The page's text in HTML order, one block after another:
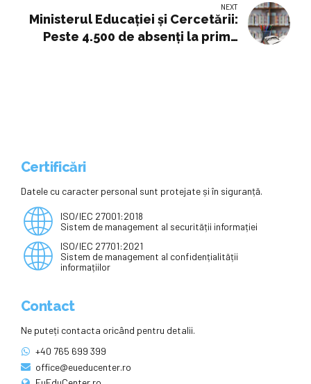
NEXT
Ministerul Educației și Cercetării:
Peste 4.500 de absenți la prima
Certificări
Datele cu caracter personal sunt protejate și în siguranță.
ISO/IEC 27001:2018
Sistem de management al securității informației
ISO/IEC 27701:2021
Sistem de management al confidențialității
informațiilor
Contact
Ne puteți contacta oricând pentru detalii.
+40 765 699 399
office@eueducenter.ro